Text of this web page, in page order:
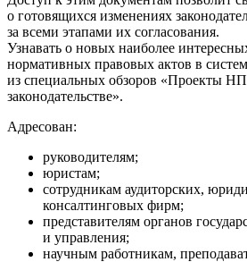
о готовящихся изменениях
за всеми этапами их согласования.
Узнавать о новых наиболее
нормативных правовых актов в
из специальных обзоров «Проекты
законодательстве».
Адресован:
руководителям;
юристам;
сотрудникам аудиторских,
консалтинговых фирм;
представителям органов
и управления;
научным работникам,